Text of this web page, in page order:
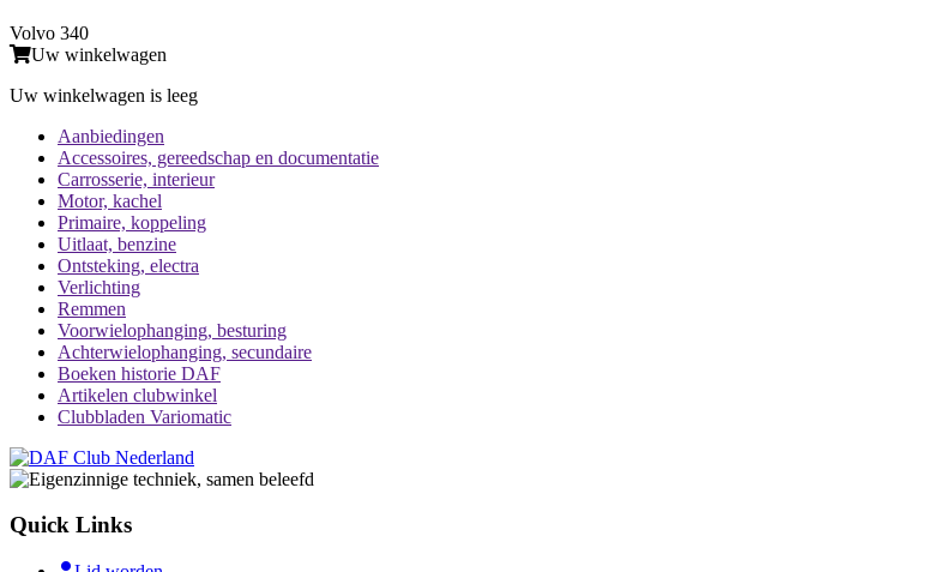
Volvo 340
Uw winkelwagen
Uw winkelwagen is leeg
Aanbiedingen
Accessoires, gereedschap en documentatie
Carrosserie, interieur
Motor, kachel
Primaire, koppeling
Uitlaat, benzine
Ontsteking, electra
Verlichting
Remmen
Voorwielophanging, besturing
Achterwielophanging, secundaire
Boeken historie DAF
Artikelen clubwinkel
Clubbladen Variomatic
Quick Links